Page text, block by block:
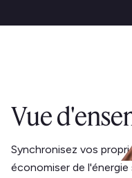
Vue
Synchronisez vos
économiser de